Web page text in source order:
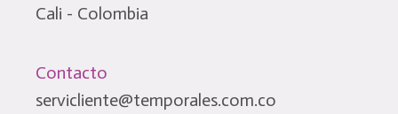
Cali - Colombia
Contacto
servicliente@temporales.com.co